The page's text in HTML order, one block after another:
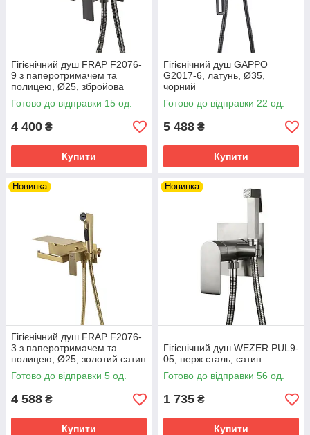
Гігієнічний душ FRAP F2076-
9 з паперотримачем та
полицею, Ø25, збройова
сталь
Готово до відправки 15 од.
4 400 ₴
Купити
Гігієнічний душ GAPPO
G2017-6, латунь, Ø35,
чорний
Готово до відправки 22 од.
5 488 ₴
Купити
Новинка
Гігієнічний душ FRAP F2076-
3 з паперотримачем та
полицею, Ø25, золотий сатин
Готово до відправки 5 од.
4 588 ₴
Купити
Новинка
Гігієнiчний душ WEZER PUL9-
05, нерж.сталь, сатин
Готово до відправки 56 од.
1 735 ₴
Купити